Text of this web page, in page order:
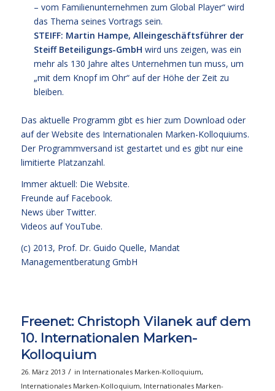
– vom Familienunternehmen zum Global Player“ wird
das Thema seines Vortrags sein.
STEIFF: Martin Hampe, Alleingeschäftsführer der
Steiff Beteiligungs-GmbH wird uns zeigen, was ein
mehr als 130 Jahre altes Unternehmen tun muss, um
„mit dem Knopf im Ohr“ auf der Höhe der Zeit zu
bleiben.
Das aktuelle Programm gibt es hier zum Download oder
auf der Website des Internationalen Marken-Kolloquiums.
Der Programmversand ist gestartet und es gibt nur eine
limitierte Platzanzahl.
Immer aktuell: Die Website.
Freunde auf Facebook.
News über Twitter.
Videos auf YouTube.
(c) 2013, Prof. Dr. Guido Quelle, Mandat
Managementberatung GmbH
Freenet: Christoph Vilanek auf dem
10. Internationalen Marken-
Kolloquium
26. März 2013 / in Internationales Marken-Kolloquium,
Internationales Marken-Kolloquium, Internationales Marken-